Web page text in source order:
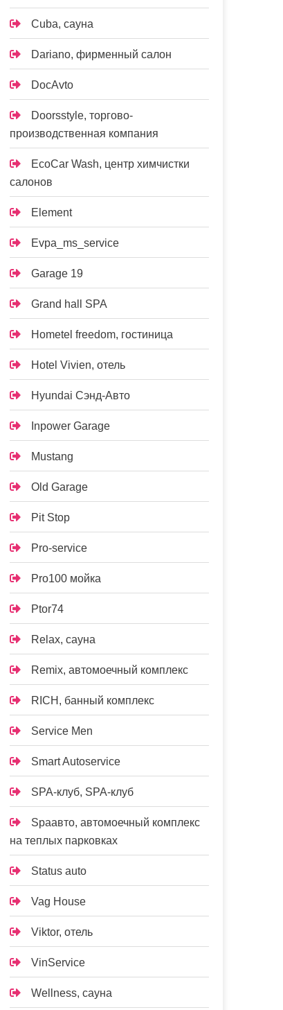
Cuba, сауна
Dariano, фирменный салон
DocAvto
Doorsstyle, торгово-
производственная компания
EcoCar Wash, центр химчистки
салонов
Element
Evpa_ms_service
Garage 19
Grand hall SPA
Hometel freedom, гостиница
Hotel Vivien, отель
Hyundai Сэнд-Авто
Inpower Garage
Mustang
Old Garage
Pit Stop
Pro-service
Pro100 мойка
Ptor74
Relax, сауна
Remix, автомоечный комплекс
RICH, банный комплекс
Service Men
Smart Autoservice
SPA-клуб, SPA-клуб
Spaавто, автомоечный комплекс
на теплых парковках
Status auto
Vag House
Viktor, отель
VinService
Wellness, сауна